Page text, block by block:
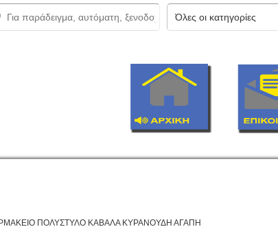
ΠΟΛΥΣΤΥΛΟ ΚΑΒΑΛΑ ΚΥΡΑΝΟΥΔΗ ΑΓΑΠΗ